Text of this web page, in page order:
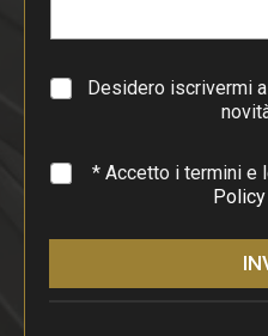
g
a
f
Desidero iscrivermi
* * Accetto i termini e
Policy